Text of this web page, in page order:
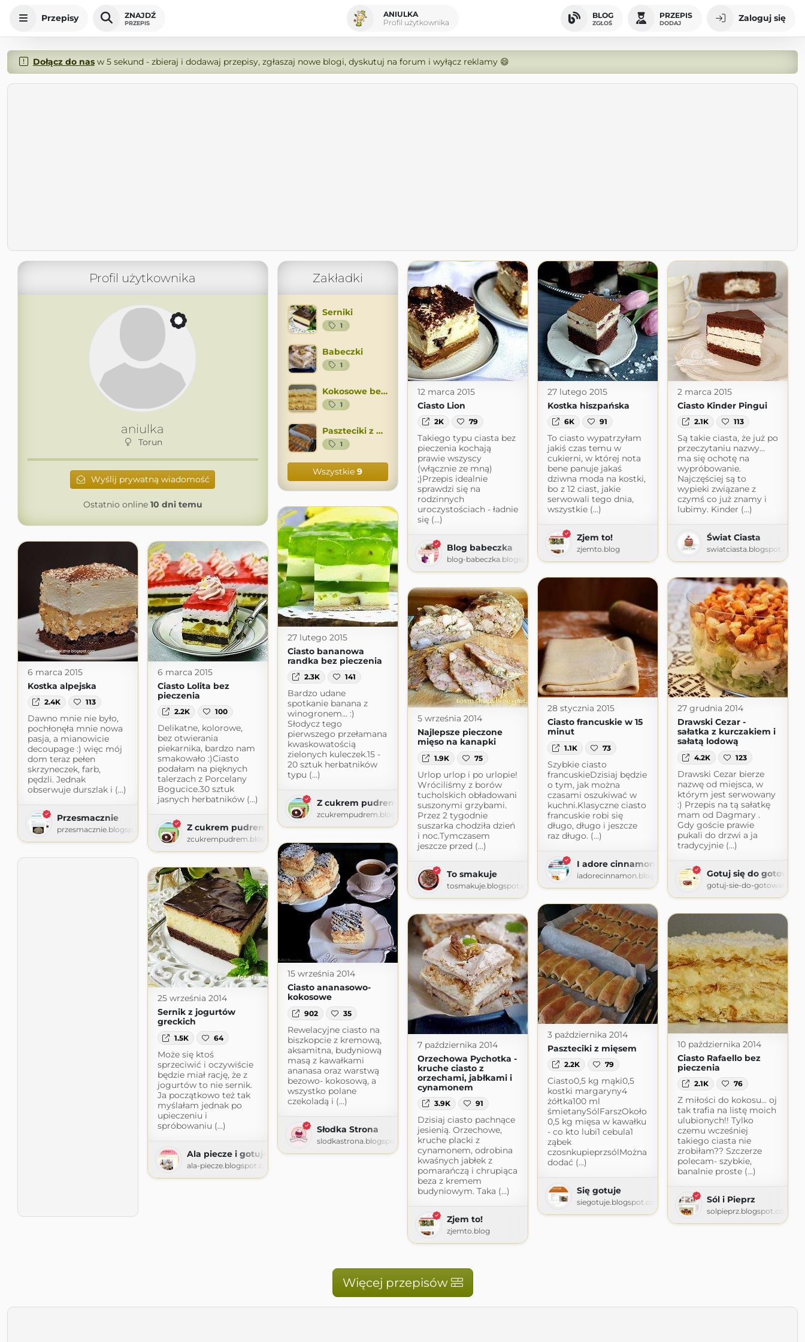
Przepisy ZNAJDŹ
PRZEPIS
ANIULKA
Profil użytkownika
BLOG
ZGŁOŚ
PRZEPIS
DODAJ Zaloguj się
Dołącz do nasw 5 sekund - zbieraj i dodawaj przepisy, zgłaszaj nowe blogi, dyskutuj na forum i wyłącz reklamy 😄
Profil użytkownika
aniulka
Torun
Wyślij prywatną wiadomość
Ostatnio online 10 dni temu
Zakładki
Serniki
1
Babeczki
1
Kokosowe bez pieczenia
1
Paszteciki z miesem
1
Wszystkie 9
12 marca 2015
Ciasto Lion
2K 79
Takiego typu ciasta bez
pieczenia kochają
prawie wszyscy
(włącznie ze mną)
;)Przepis idealnie
sprawdzi się na
rodzinnych
uroczystościach - ładnie
się (...)
Blog babeczka
blog-babeczka.blogspot.com
27 lutego 2015
Kostka hiszpańska
6K 91
To ciasto wypatrzyłam
jakiś czas temu w
cukierni, w której nota
bene panuje jakaś
dziwna moda na kostki,
bo z 12 ciast, jakie
serwowali tego dnia,
wszystkie (...)
Zjem to!
zjemto.blog
2 marca 2015
Ciasto Kinder Pingui
2.1K 113
Są takie ciasta, że już po
przeczytaniu nazwy...
ma się ochotę na
wypróbowanie.
Najczęściej są to
wypieki związane z
czymś co już znamy i
lubimy. Kinder (...)
Świat Ciasta
swiatciasta.blogspot.com
27 lutego 2015
Ciasto bananowa
randka bez pieczenia
2.3K 141
Bardzo udane
spotkanie banana z
winogronem... :)
Słodycz tego
pierwszego przełamana
kwaskowatością
zielonych kuleczek.15 -
20 sztuk herbatników
typu (...)
Z cukrem pudrem
zcukrempudrem.blogspot.com
6 marca 2015
Kostka alpejska
2.4K 113
Dawno mnie nie było,
pochłonęła mnie nowa
pasja, a mianowicie
decoupage :) więc mój
dom teraz pełen
skrzyneczek, farb,
pędzli. Jednak
obserwuje durszlak i (...)
Przesmacznie
przesmacznie.blogspot.com
6 marca 2015
Ciasto Lolita bez
pieczenia
2.2K 100
Delikatne, kolorowe,
bez otwierania
piekarnika, bardzo nam
smakowało :)Ciasto
podałam na pięknych
talerzach z Porcelany
Bogucice.30 sztuk
jasnych herbatników (...)
Z cukrem pudrem
zcukrempudrem.blogspot.com
28 stycznia 2015
Ciasto francuskie w 15
minut
1.1K 73
Szybkie ciasto
francuskieDzisiaj będzie
o tym, jak można
czasami oszukiwać w
kuchni.Klasyczne ciasto
francuskie robi się
długo, długo i jeszcze
raz długo. (...)
I adore cinnamon
iadorecinnamon.blogspot.com
27 grudnia 2014
Drawski Cezar -
sałatka z kurczakiem i
sałatą lodową
4.2K 123
Drawski Cezar bierze
nazwę od miejsca, w
którym jest serwowany
:) Przepis na tą sałatkę
mam od Dagmary .
Gdy goście prawie
pukali do drzwi a ja
tradycyjnie (...)
Gotuj się do
gotuj-sie-do-
5 września 2014
Najlepsze pieczone
mięso na kanapki
1.9K 75
Urlop urlop i po urlopie!
Wróciliśmy z borów
tucholskich obładowani
suszonymi grzybami.
Przez 2 tygodnie
suszarka chodziła dzień
i noc.Tymczasem
jeszcze przed (...)
To smakuje
tosmakuje.blogspot.com
15 września 2014
Ciasto ananasowo-
kokosowe
902 35
Rewelacyjne ciasto na
biszkopcie z kremową,
aksamitna, budyniową
masą z kawałkami
ananasa oraz warstwą
bezowo- kokosową, a
wszystko polane
czekoladą i (...)
Słodka Strona
slodkastrona.blogspot.com
25 września 2014
Sernik z jogurtów
greckich
1.5K 64
Może się ktoś
sprzeciwić i oczywiście
będzie miał rację, że z
jogurtów to nie sernik.
Ja początkowo też tak
myślałam jednak po
upieczeniu i
spróbowaniu (...)
Ala piecze i gotuje
ala-piecze.blogspot.com
3 października 2014
Paszteciki z mięsem
2.2K 79
Ciasto0,5 kg mąki0,5
kostki margaryny4
żółtka100 ml
śmietanySólFarszOkoło
0,5 kg mięsa w kawałku
- co kto lubi1 cebula1
ząbek
czosnkupieprzsólMożna
dodać (...)
Się gotuje
siegotuje.blogspot.com
10 października 2014
Ciasto Rafaello bez
pieczenia
2.1K 76
Z miłości do kokosu... oj
tak trafia na listę moich
ulubionych!! Tylko
czemu wcześniej
takiego ciasta nie
zrobiłam?? Szczerze
polecam- szybkie,
banalnie proste (...)
Sól i Pieprz
solpieprz.blogspot.com
7 października 2014
Orzechowa Pychotka -
kruche ciasto z
orzechami, jabłkami i
cynamonem
3.9K 91
Dzisiaj ciasto pachnące
jesienią. Orzechowe,
kruche placki z
cynamonem, odrobina
kwaśnych jabłek z
pomarańczą i chrupiąca
beza z kremem
budyniowym. Taka (...)
Zjem to!
zjemto.blog
Więcej przepisów